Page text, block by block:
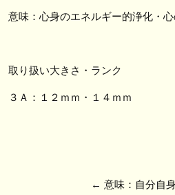
意味：心身のエネルギー的浄化・
取り扱い大きさ・ランク
３Ａ：１２ｍｍ・１４ｍｍ
← 意味：自分自